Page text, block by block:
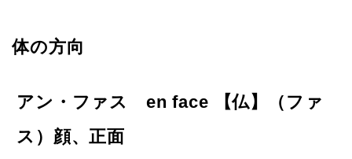
体の方向
アン・ファス en face 【仏】（ファ
ス）顔、正面